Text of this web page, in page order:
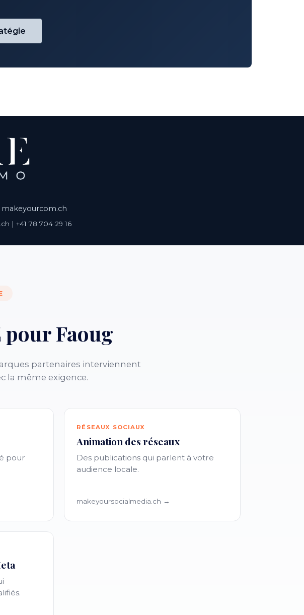
makeyourcom.ch
| +41 78 704 29 16
pour Faoug
partenaires interviennent
la même exigence.
pour
RÉSEAUX SOCIAUX
Animation des réseaux
Des publications qui parlent à votre
audience locale.
makeyoursocialmedia.ch →